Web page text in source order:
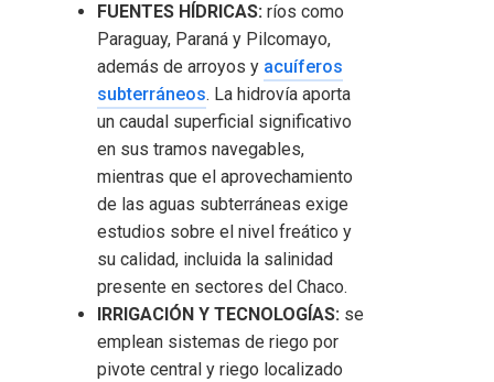
FUENTES HÍDRICAS: ríos como
Paraguay, Paraná y Pilcomayo,
además de arroyos y acuíferos
subterráneos. La hidrovía aporta
un caudal superficial significativo
en sus tramos navegables,
mientras que el aprovechamiento
de las aguas subterráneas exige
estudios sobre el nivel freático y
su calidad, incluida la salinidad
presente en sectores del Chaco.
IRRIGACIÓN Y TECNOLOGÍAS: se
emplean sistemas de riego por
pivote central y riego localizado